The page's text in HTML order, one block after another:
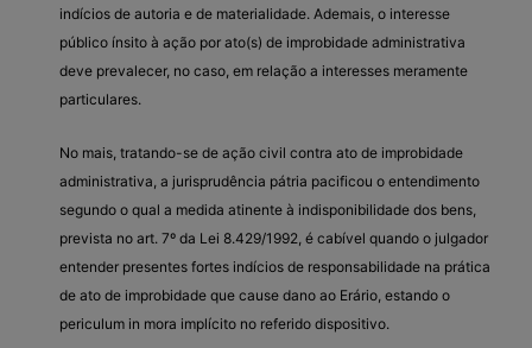
indícios de autoria e de materialidade. Ademais, o interesse
público ínsito à ação por ato(s) de improbidade administrativa
deve prevalecer, no caso, em relação a interesses meramente
particulares.
No mais, tratando-se de ação civil contra ato de improbidade
administrativa, a jurisprudência pátria pacificou o entendimento
segundo o qual a medida atinente à indisponibilidade dos bens,
prevista no art. 7º da Lei 8.429/1992, é cabível quando o julgador
entender presentes fortes indícios de responsabilidade na prática
de ato de improbidade que cause dano ao Erário, estando o
periculum in mora implícito no referido dispositivo.